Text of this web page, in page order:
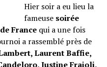
Hier soir a eu lieu la
fameuse soirée
Francequi a une fois
a rassemblé près de
Laurent Baffie,
Justine Fraioli,